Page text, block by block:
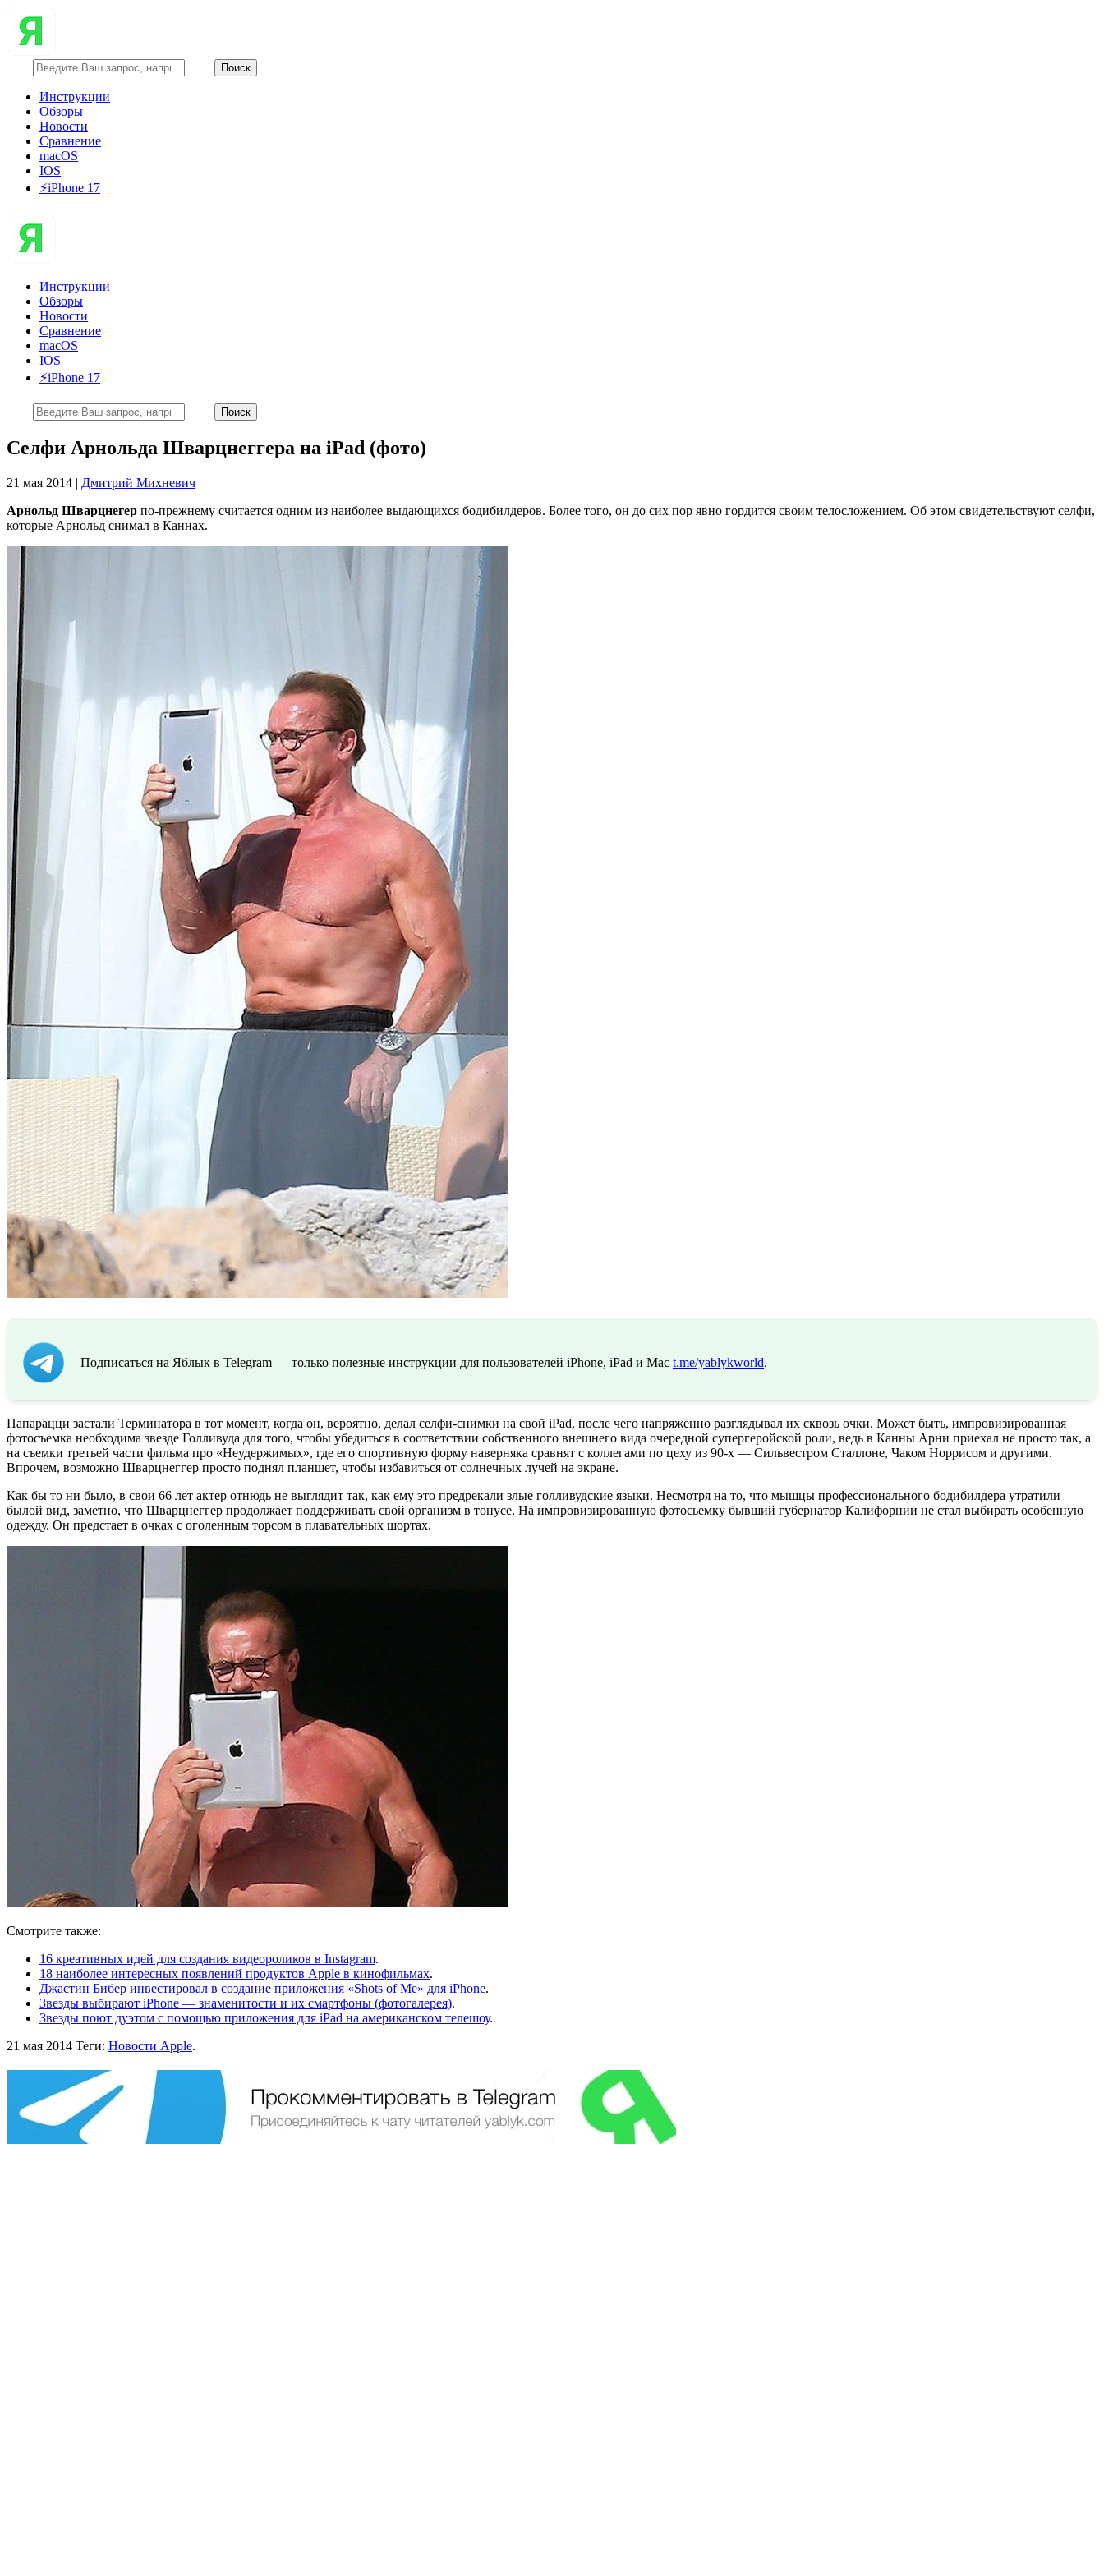
Инструкции
Обзоры
Новости
Сравнение
macOS
IOS
⚡️iPhone 17
Инструкции
Обзоры
Новости
Сравнение
macOS
IOS
⚡️iPhone 17
Селфи Арнольда Шварцнеггера на iPad (фото)
21 мая 2014 | Дмитрий Михневич
Арнольд Шварцнегер по-прежнему считается одним из наиболее выдающихся бодибилдеров. Более того, он до сих пор явно гордится своим телосложением. Об этом свидетельствуют селфи,
которые Арнольд снимал в Каннах.
Подписаться на Яблык в Telegram — только полезные инструкции для пользователей iPhone, iPad и Mac t.me/yablykworld.
Папарацци застали Терминатора в тот момент, когда он, вероятно, делал селфи-снимки на свой iPad, после чего напряженно разглядывал их сквозь очки. Может быть, импровизированная
фотосъемка необходима звезде Голливуда для того, чтобы убедиться в соответствии собственного внешнего вида очередной супергеройской роли, ведь в Канны Арни приехал не просто так, а
на съемки третьей части фильма про «Неудержимых», где его спортивную форму наверняка сравнят с коллегами по цеху из 90-х — Сильвестром Сталлоне, Чаком Норрисом и другими.
Впрочем, возможно Шварцнеггер просто поднял планшет, чтобы избавиться от солнечных лучей на экране.
Как бы то ни было, в свои 66 лет актер отнюдь не выглядит так, как ему это предрекали злые голливудские языки. Несмотря на то, что мышцы профессионального бодибилдера утратили
былой вид, заметно, что Шварцнеггер продолжает поддерживать свой организм в тонусе. На импровизированную фотосьемку бывший губернатор Калифорнии не стал выбирать особенную
одежду. Он предстает в очках с оголенным торсом в плавательных шортах.
Смотрите также:
16 креативных идей для создания видеороликов в Instagram.
18 наиболее интересных появлений продуктов Apple в кинофильмах.
Джастин Бибер инвестировал в создание приложения «Shots of Me» для iPhone.
Звезды выбирают iPhone — знаменитости и их смартфоны (фотогалерея).
Звезды поют дуэтом с помощью приложения для iPad на американском телешоу.
21 мая 2014 Теги: Новости Apple.